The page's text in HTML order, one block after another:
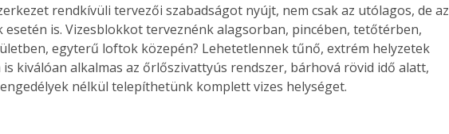
rendkívüli tervezői szabadságot nyújt, nem csak az utólagos, de az
esetén is. Vizesblokkot terveznénk alagsorban, pincében, tetőtérben,
egyterű loftok közepén? Lehetetlennek tűnő, extrém helyzetek
is kiválóan alkalmas az őrlőszivattyús rendszer, bárhová rövid idő alatt,
nélkül telepíthetünk komplett vizes helységet.